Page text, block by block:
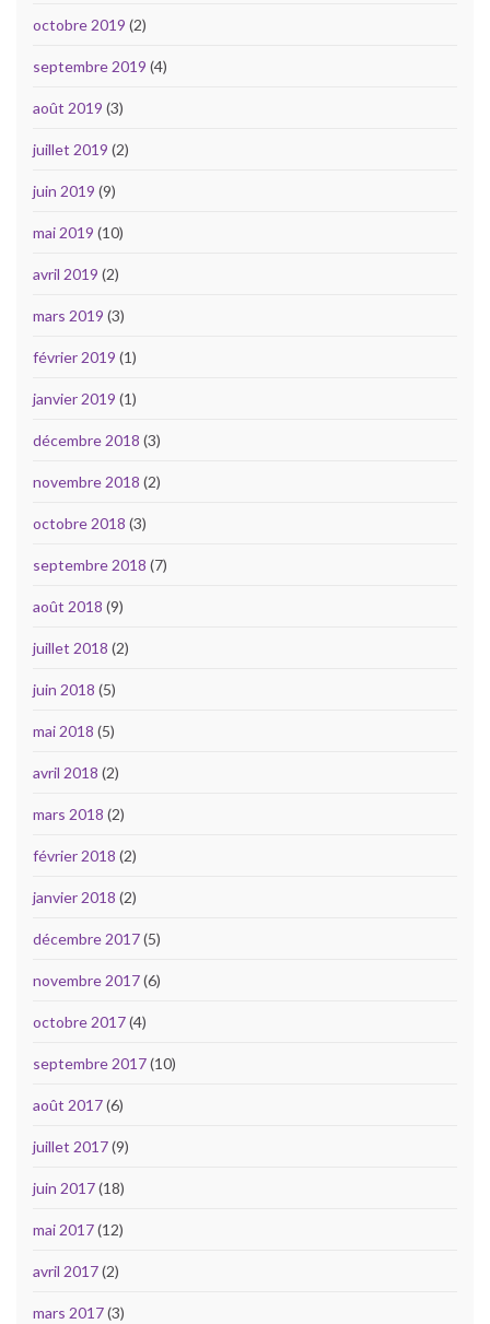
octobre 2019 (2)
septembre 2019 (4)
août 2019 (3)
juillet 2019 (2)
juin 2019 (9)
mai 2019 (10)
avril 2019 (2)
mars 2019 (3)
février 2019 (1)
janvier 2019 (1)
décembre 2018 (3)
novembre 2018 (2)
octobre 2018 (3)
septembre 2018 (7)
août 2018 (9)
juillet 2018 (2)
juin 2018 (5)
mai 2018 (5)
avril 2018 (2)
mars 2018 (2)
février 2018 (2)
janvier 2018 (2)
décembre 2017(5)
novembre 2017(6)
octobre 2017(4)
septembre 2017(10)
août 2017(6)
juillet 2017(9)
juin 2017(18)
mai 2017(12)
avril 2017(2)
mars 2017(3)